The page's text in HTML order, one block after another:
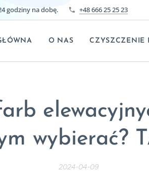
godziny na dobę. +48 666 25 25 23
O NAS CZYSZCZENIE
wybierać?
2024-04-09